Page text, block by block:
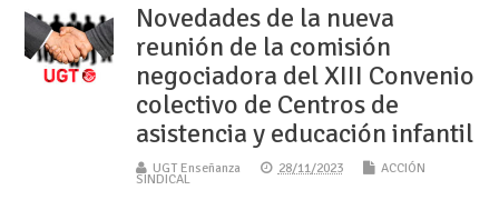
Novedades de la nueva
reunión de la comisión
negociadora del XIII Convenio
colectivo de Centros de
asistencia y educación infantil
UGT Enseñanza 28/11/2023 ACCIÓN
SINDICAL